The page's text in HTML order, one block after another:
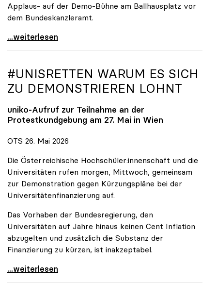
Applaus- auf der Demo-Bühne am Ballhausplatz vor
dem Bundeskanzleramt.
\"Wir nehmen es nicht hin\": Rede von
...weiterlesen
#UNISRETTEN WARUM ES SICH
ZU DEMONSTRIEREN LOHNT
uniko-Aufruf zur Teilnahme an der
Protestkundgebung am 27. Mai in Wien
OTS 26. Mai 2026
Die Österreichische Hochschüler:innenschaft und die
Universitäten rufen morgen, Mittwoch, gemeinsam
zur Demonstration gegen Kürzungspläne bei der
Universitätenfinanzierung auf.
Das Vorhaben der Bundesregierung, den
Universitäten auf Jahre hinaus keinen Cent Inflation
abzugelten und zusätzlich die Substanz der
Finanzierung zu kürzen, ist inakzeptabel.
#UnisRetten Warum es sich zu demonstrieren lohnt
...weiterlesen